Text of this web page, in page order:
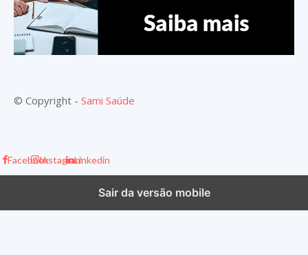
© Copyright - Sami Saúde
FacebookInstagramLinkedin
Sair da versão mobile